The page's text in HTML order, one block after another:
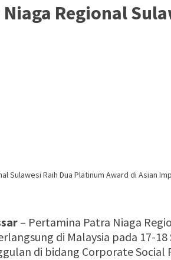
Regional
– Pertamina Patra Niaga
di Malaysia pada 17-
di bidang Corporate Social